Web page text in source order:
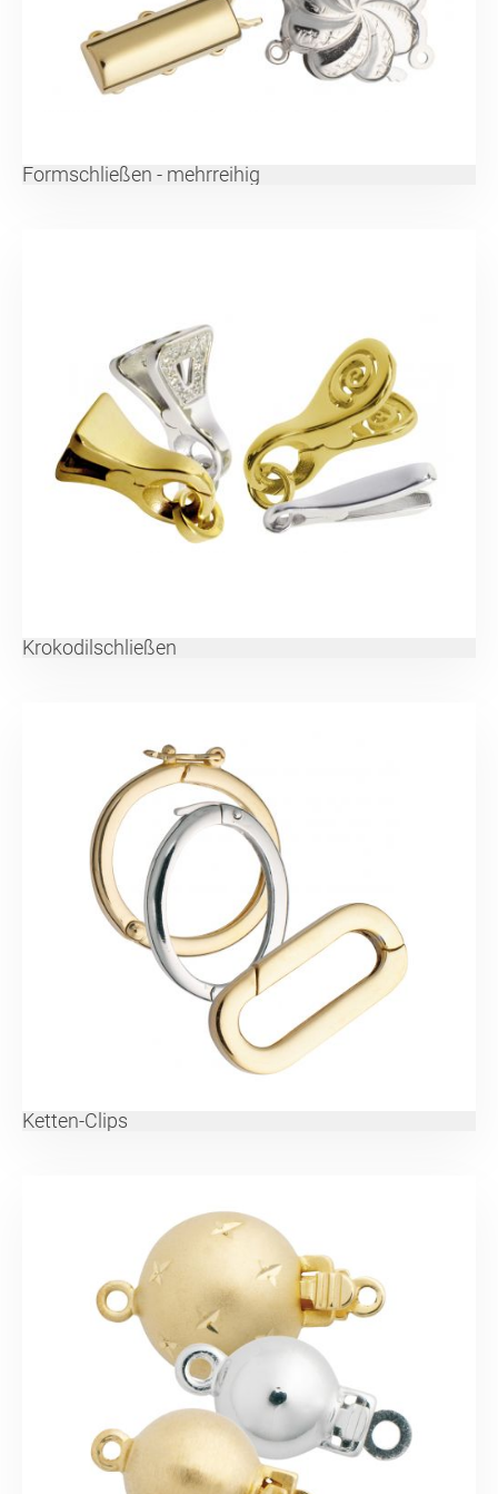
Formschließen - mehrreihig
Krokodilschließen
Ketten-Clips